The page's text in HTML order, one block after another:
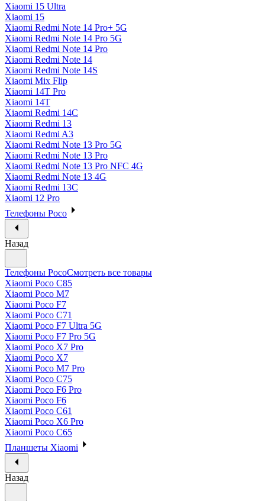
Xiaomi 15 Ultra
Xiaomi 15
Xiaomi Redmi Note 14 Pro+ 5G
Xiaomi Redmi Note 14 Pro 5G
Xiaomi Redmi Note 14 Pro
Xiaomi Redmi Note 14
Xiaomi Redmi Note 14S
Xiaomi Mix Flip
Xiaomi 14T Pro
Xiaomi 14T
Xiaomi Redmi 14C
Xiaomi Redmi 13
Xiaomi Redmi A3
Xiaomi Redmi Note 13 Pro 5G
Xiaomi Redmi Note 13 Pro
Xiaomi Redmi Note 13 Pro NFC 4G
Xiaomi Redmi Note 13 4G
Xiaomi Redmi 13C
Xiaomi 12 Pro
Телефоны Poco
Назад
Телефоны PocoСмотреть все товары
Xiaomi Poco C85
Xiaomi Poco M7
Xiaomi Poco F7
Xiaomi Poco C71
Xiaomi Poco F7 Ultra 5G
Xiaomi Poco F7 Pro 5G
Xiaomi Poco X7 Pro
Xiaomi Poco X7
Xiaomi Poco M7 Pro
Xiaomi Poco C75
Xiaomi Poco F6 Pro
Xiaomi Poco F6
Xiaomi Poco C61
Xiaomi Poco X6 Pro
Xiaomi Poco C65
Планшеты Xiaomi
Назад